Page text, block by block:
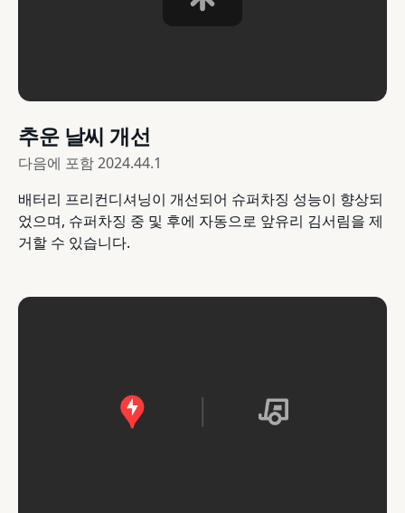
추운 날씨 개선
다음에 포함2024.44.1
배터리 프리컨디셔닝이 개선되어 슈퍼차징 성능이 향상되
었으며, 슈퍼차징 중 및 후에 자동으로 앞유리 김서림을 제
거할 수 있습니다.